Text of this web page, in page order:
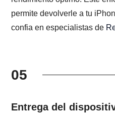
permite devolverle a tu
confia en especialistas de
05
Entrega del